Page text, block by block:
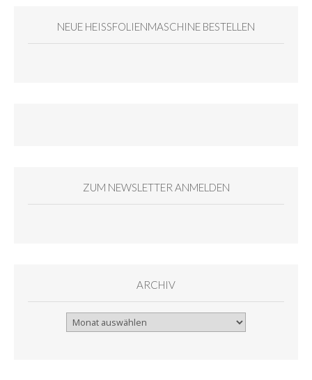
NEUE HEISSFOLIENMASCHINE BESTELLEN
ZUM NEWSLETTER ANMELDEN
ARCHIV
Archiv